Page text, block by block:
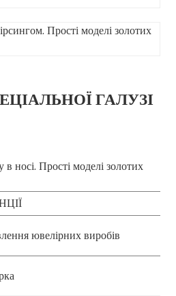
ГАЛУЗІ
ювелірних виробів